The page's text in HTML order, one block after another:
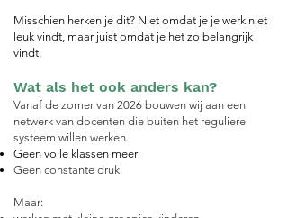
Misschien herken je dit? Niet omdat je je werk niet
leuk vindt, maar juist omdat je het zo belangrijk
vindt.
Wat als het ook anders kan?
Vanaf de zomer van 2026 bouwen wij aan een
netwerk van docenten die buiten het reguliere
systeem willen werken.
Geen volle klassen meer
Geen constante druk.
Maar: